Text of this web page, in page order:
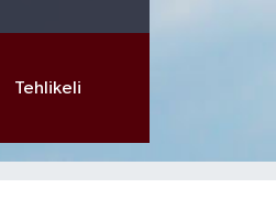
Tehlikeli